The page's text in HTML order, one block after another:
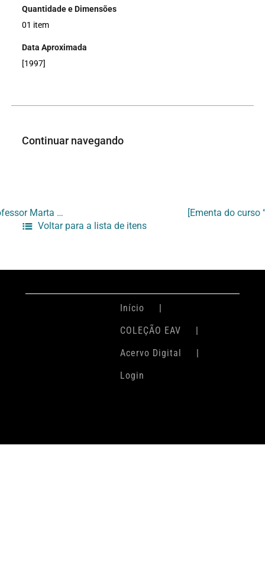
Quantidade e Dimensões
01 item
Data Aproximada
[1997]
Continuar navegando
[Ementa do curso “Olhar Gráfico: design gráfico e ilustração” – Professor Marta Strauch e Faph Hettenhausen]
Voltar para a lista de itens
Início
COLEÇÃO EAV
Acervo Digital
Login